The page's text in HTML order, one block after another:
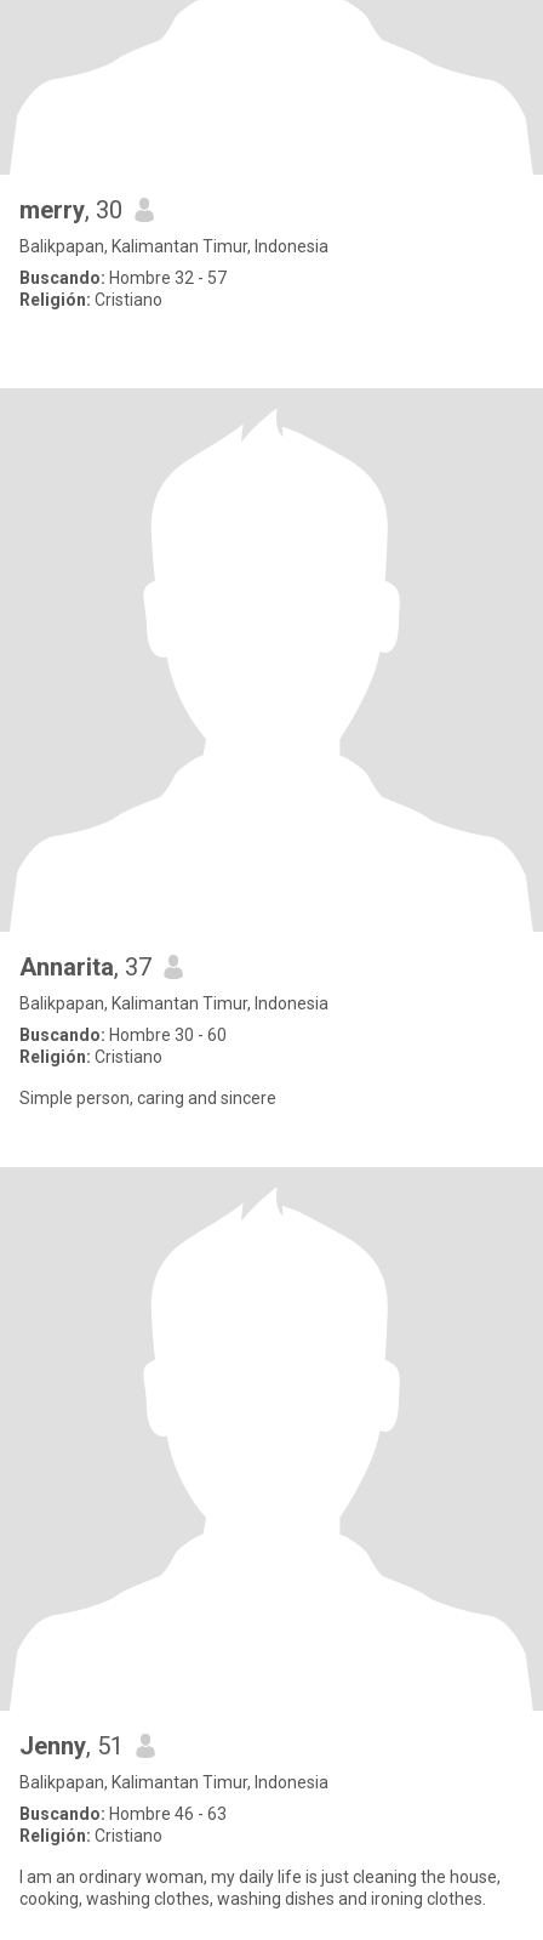
merry, 30
Balikpapan, Kalimantan Timur, Indonesia
Buscando: Hombre 32 - 57
Religión: Cristiano
Annarita, 37
Balikpapan, Kalimantan Timur, Indonesia
Buscando: Hombre 30 - 60
Religión: Cristiano
Simple person, caring and sincere
Jenny, 51
Balikpapan, Kalimantan Timur, Indonesia
Buscando: Hombre 46 - 63
Religión: Cristiano
I am an ordinary woman, my daily life is just cleaning the house,
cooking, washing clothes, washing dishes and ironing clothes.